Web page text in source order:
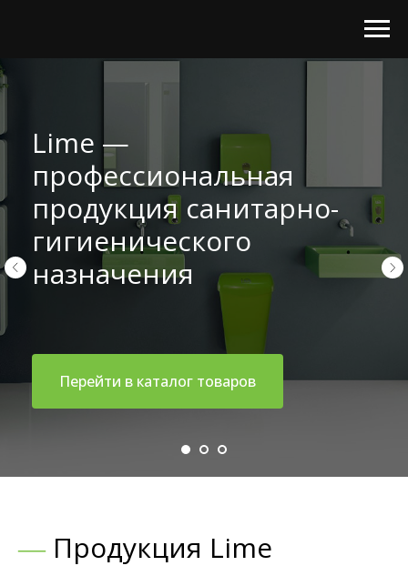
Lime —
профессиональная
продукция санитарно-
гигиенического
назначения
Перейти в каталог товаров
― Продукция Lime